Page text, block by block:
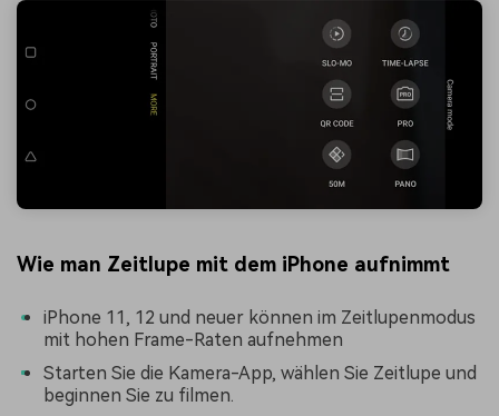
Wie man Zeitlupe mit dem iPhone aufnimmt
iPhone 11, 12 und neuer können im Zeitlupenmodus
mit hohen Frame-Raten aufnehmen
Starten Sie die Kamera-App, wählen Sie Zeitlupe und
beginnen Sie zu filmen.